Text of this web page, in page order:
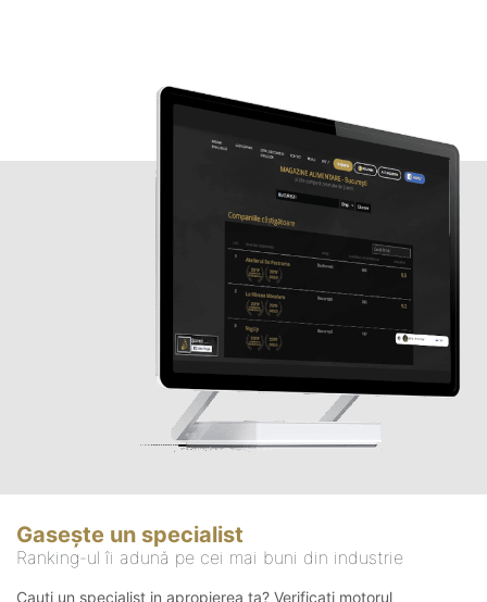
Gasește un specialist
Ranking-ul îi adună pe cei mai buni din industrie
Cauți un specialist in apropierea ta? Verificați motorul